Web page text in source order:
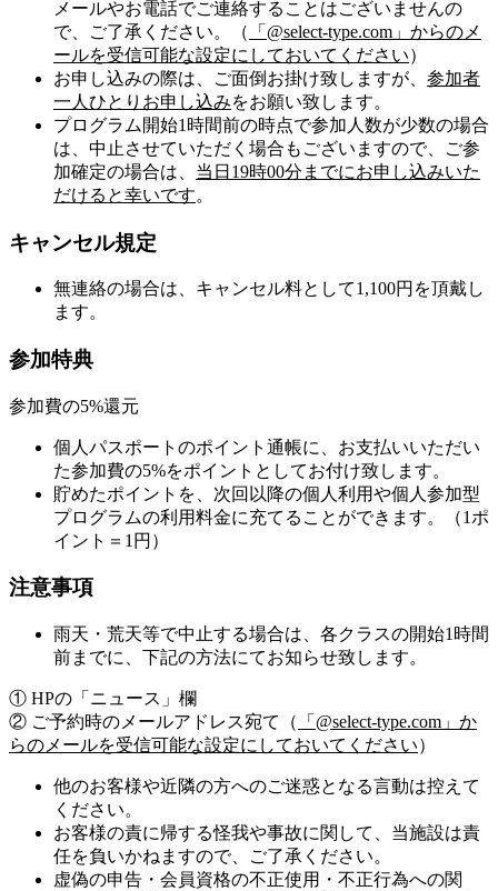
メールやお電話でご連絡することはございませんの
で、ご了承ください。（
「@select-type.com」からのメ
ールを受信可能な設定にしておいてください）
お申し込みの際は、ご面倒お掛け致しますが、 参加者
一人ひとりお申し込みをお願い致します。
プログラム開始1時間前の時点で参加人数が少数の場合
は、中止させていただく場合もございますので、ご参
加確定の場合は、 当日19時00分までにお申し込みいた
だけると幸いです。
キャンセル規定
無連絡の場合は、キャンセル料として1,100円を頂戴し
ます。
参加特典
参加費の5%還元
個人パスポートのポイント通帳に、お支払いいただい
た参加費の5%をポイントとしてお付け致します。
貯めたポイントを、次回以降の個人利用や個人参加型
プログラムの利用料金に充てることができます。（1ポ
イント＝1円）
注意事項
雨天・荒天等で中止する場合は、各クラスの開始1時間
前までに、下記の方法にてお知らせ致します。
① HPの「ニュース」欄
② ご予約時のメールアドレス宛て（
「@select-type.com」か
らのメールを受信可能な設定にしておいてください）
他のお客様や近隣の方へのご迷惑となる言動は控えて
ください。
お客様の責に帰する怪我や事故に関して、当施設は責
任を負いかねますので、ご了承ください。
虚偽の申告・会員資格の不正使用・不正行為への関